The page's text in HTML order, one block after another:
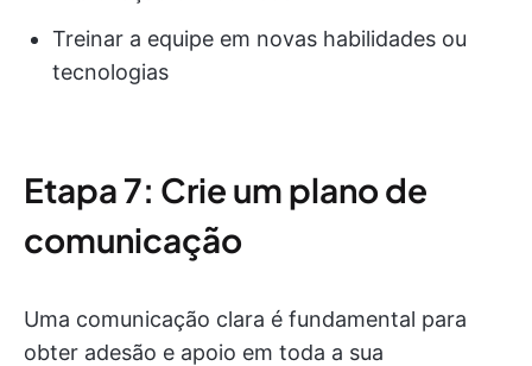
Treinar a equipe em novas habilidades ou
tecnologias
Etapa 7: Crie um plano de
comunicação
Uma comunicação clara é fundamental para
obter adesão e apoio em toda a sua